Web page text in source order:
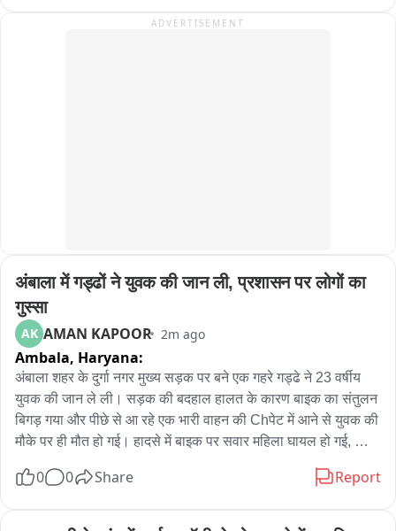
कस्बों में इसी तरह सामान्य दुकानों से भी शराब बेची जा रही है। लोगों का यह
ADVERTISEMENT
अंबाला में गड्ढों ने युवक की जान ली, प्रशासन पर लोगों का
गुस्सा
AK AMAN KAPOOR 2m ago
Ambala, Haryana:
अंबाला शहर के दुर्गा नगर मुख्य सड़क पर बने एक गहरे गड्ढे ने 23 वर्षीय
युवक की जान ले ली। सड़क की बदहाल हालत के कारण बाइक का संतुलन
बिगड़ गया और पीछे से आ रहे एक भारी वाहन की Chपेट में आने से युवक की
मौके पर ही मौत हो गई। हादसे में बाइक पर सवार महिला घायल हो गई, जिसे
आक्रोश देखने को मिला। मृतक की पहचान 23 वर्षीय अजय के रूप में हुई
अजय अपनी बाइक से गुजर रहा था। इसी दौरान सड़क पर बने गहरे गड्ढे में
0 0 Share Report